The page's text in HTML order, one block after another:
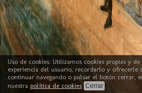
Uso de cookies: Utilizamos cookies propias y
experiencia del usuario, recordarlo y ofrecerle
continuar navegando o pulsar el botón cerrar,
nuestra política de cookies Cerrar